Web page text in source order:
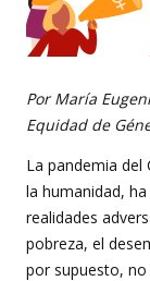
Por María
Equidad de
La pandemia
la humanidad,
realidades
pobreza, el
por supuesto, no